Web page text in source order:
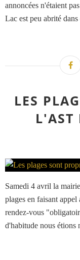
annoncées n'étaient
Lac est peu abrité
LES
L'AST
Samedi 4 avril la
plages en faisant
rendez-vous
d'habitude nous étions